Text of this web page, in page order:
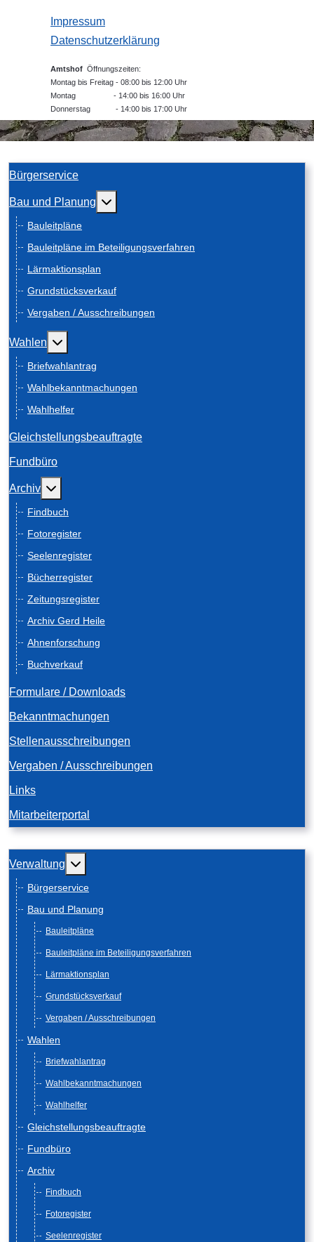
Impressum
Datenschutzerklärung
Amtshof Öffnungszeiten:
Montag bis Freitag - 08:00 bis 12:00 Uhr
Montag - 14:00 bis 16:00 Uhr
Donnerstag - 14:00 bis 17:00 Uhr
Bürgerservice
Bau und Planung Weitere Informationen: Bau und Planung
Bauleitpläne
Bauleitpläne im Beteiligungsverfahren
Lärmaktionsplan
Grundstücksverkauf
Vergaben / Ausschreibungen
Wahlen Weitere Informationen: Wahlen
Briefwahlantrag
Wahlbekanntmachungen
Wahlhelfer
Gleichstellungsbeauftragte
Fundbüro
Archiv Weitere Informationen: Archiv
Findbuch
Fotoregister
Seelenregister
Bücherregister
Zeitungsregister
Archiv Gerd Heile
Ahnenforschung
Buchverkauf
Formulare / Downloads
Bekanntmachungen
Stellenausschreibungen
Vergaben / Ausschreibungen
Links
Mitarbeiterportal
Verwaltung Weitere Informationen: Verwaltung
Bürgerservice
Bau und Planung
Bauleitpläne
Bauleitpläne im Beteiligungsverfahren
Lärmaktionsplan
Grundstücksverkauf
Vergaben / Ausschreibungen
Wahlen
Briefwahlantrag
Wahlbekanntmachungen
Wahlhelfer
Gleichstellungsbeauftragte
Fundbüro
Archiv
Findbuch
Fotoregister
Seelenregister